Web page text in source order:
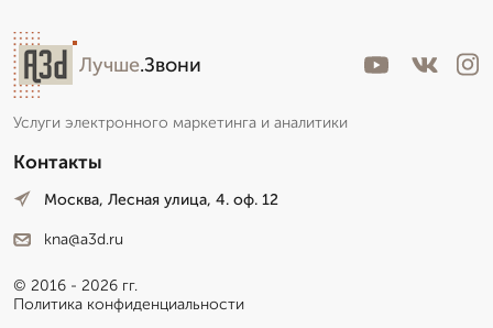
Лучше.Звони
Услуги электронного маркетинга и аналитики
Контакты
Москва, Лесная улица, 4. оф. 12
kna@a3d.ru
© 2016 - 2026 гг.
Политика конфиденциальности